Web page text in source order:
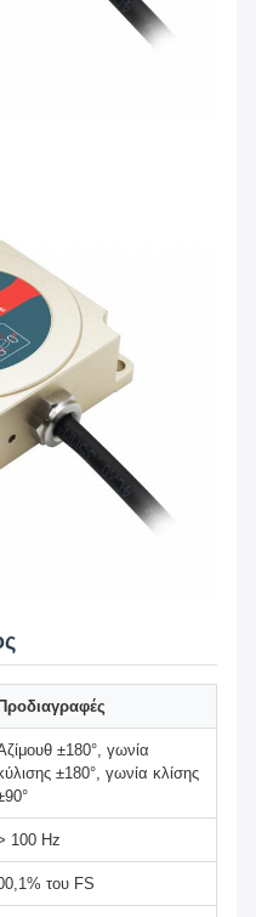
Προδιαγραφές
±180°, γωνία
±180°, γωνία κλίσης
100 Hz
του FS